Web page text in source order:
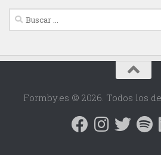
Buscar:
Formby.es © 2026. Todos los